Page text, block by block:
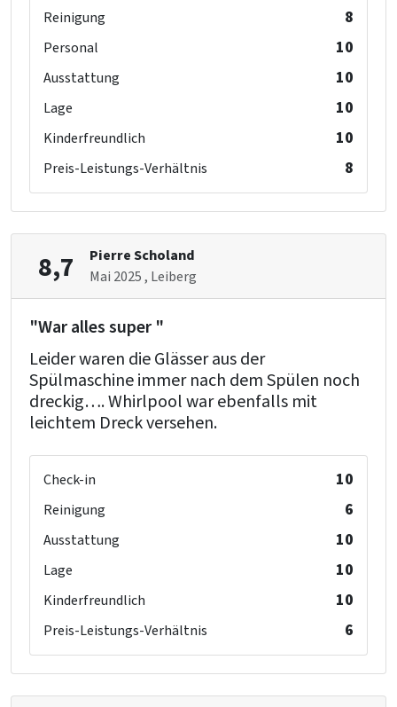
Reinigung 8
Personal 10
Ausstattung 10
Lage 10
Kinderfreundlich 10
Preis-Leistungs-Verhältnis 8
8,7
Pierre Scholand
Mai 2025, Leiberg
"War alles super "
Leider waren die Glässer aus der
Spülmaschine immer nach dem Spülen noch
dreckig…. Whirlpool war ebenfalls mit
leichtem Dreck versehen.
Check-in 10
Reinigung 6
Ausstattung 10
Lage 10
Kinderfreundlich 10
Preis-Leistungs-Verhältnis 6